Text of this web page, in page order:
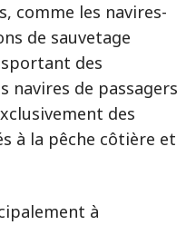
comme les navires-
de sauvetage
des
navires de passagers
des
à la pêche côtière et
à